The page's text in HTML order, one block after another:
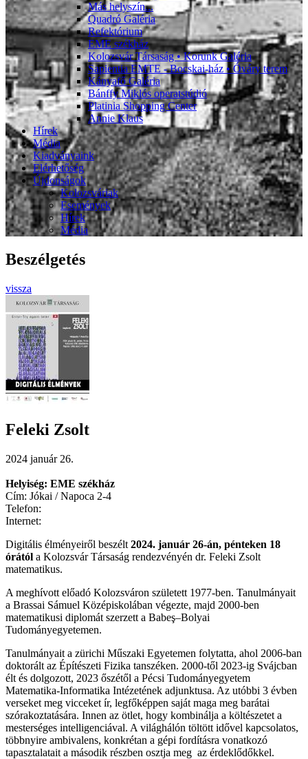
Más helyszín...
Quadró Galéria
Refektórium
EME székház
Kolozsvár Társaság • Korunk Galéria
Sapientia EMTE - Bocskai-ház • Óváry terem
Kányafő Galéria
Bánffy Miklós operatstúdió
Platinia Shopping Center
Annie Klaus
Hírek
Média
Kiadványaink
Elérhetőség
Újdonságok
Kolozsváriak
Események
Hírek
Média
Beszélgetés
vissza
Feleki Zsolt
2024 január 26.
Helyiség: EME székház
Cím: Jókai / Napoca 2-4
Telefon:
Internet:
Digitális élményeiről beszélt 2024. január 26-án, pénteken 18
órától a Kolozsvár Társaság rendezvényén dr. Feleki Zsolt
matematikus.
A meghívott előadó Kolozsváron született 1977-ben. Tanulmányait
a Brassai Sámuel Középiskolában végezte, majd 2000-ben
matematikusi diplomát szerzett a Babeş–Bolyai
Tudományegyetemen.
Tanulmányait a zürichi Műszaki Egyetemen folytatta, ahol 2006-ban
doktorált az Építészeti Fizika tanszéken. 2000-től 2023-ig Svájcban
élt és dolgozott, 2023 őszétől a Pécsi Tudományegyetem
Matematika-Informatika Intézetének adjunktusa. Az utóbbi 3 évben
verseket meg vicceket ír, legfőképpen saját maga meg barátai
szórakoztatására. Innen az ötlet, hogy kombinálja a költészetet a
mesterséges intelligenciával. A világhálón töltött idővel kapcsolatos,
többnyire ambivalens, konkrétan a gépi fordításra vonatkozó
tapasztalatait a második részben osztja meg az érdeklődőkkel.